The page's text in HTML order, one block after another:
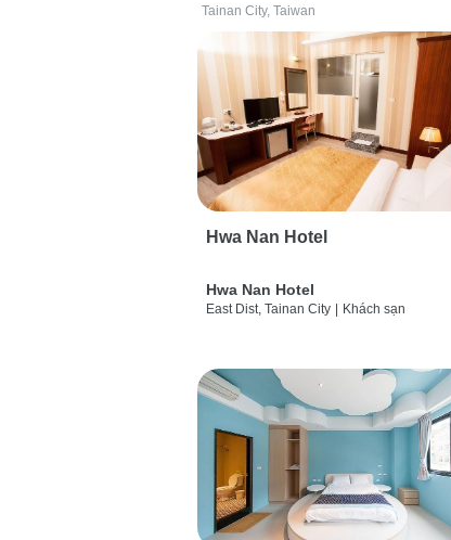
Tainan City, Taiwan
Hwa Nan Hotel
Hwa Nan Hotel
East Dist, Tainan City Khách sạn